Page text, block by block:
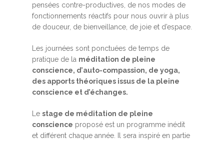
pensées contre-productives, de nos modes de
fonctionnements réactifs pour nous ouvrir à plus
de douceur, de bienveillance, de joie et d’espace.
Les journées sont ponctuées de temps de
pratique de la méditation de pleine
conscience, d’auto-compassion, de yoga,
des apports théoriques issus de la pleine
conscience et d’échanges.
Le stage de méditation de pleine
conscience proposé est un programme inédit
et différent chaque année. Il sera inspiré en partie